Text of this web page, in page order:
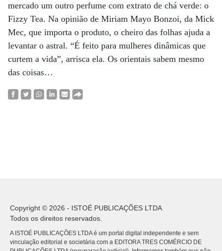
mercado um outro perfume com extrato de chá verde: o
Fizzy Tea. Na opinião de Miriam Mayo Bonzoi, da Mick
Mec, que importa o produto, o cheiro das folhas ajuda a
levantar o astral. “É feito para mulheres dinâmicas que
curtem a vida”, arrisca ela. Os orientais sabem mesmo
das coisas…
Copyright © 2026 - ISTOÉ PUBLICAÇÕES LTDA
Todos os direitos reservados.
A ISTOÉ PUBLICAÇÕES LTDA é um portal digital independente e sem
vinculação editorial e societária com a EDITORA TRES COMÉRCIO DE